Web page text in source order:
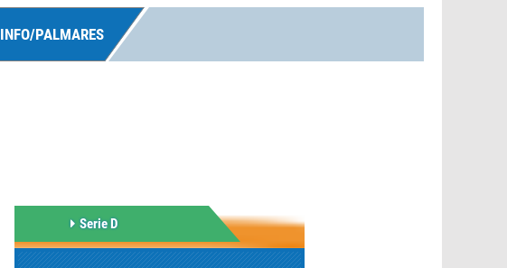
INFO/PALMARES
Serie D